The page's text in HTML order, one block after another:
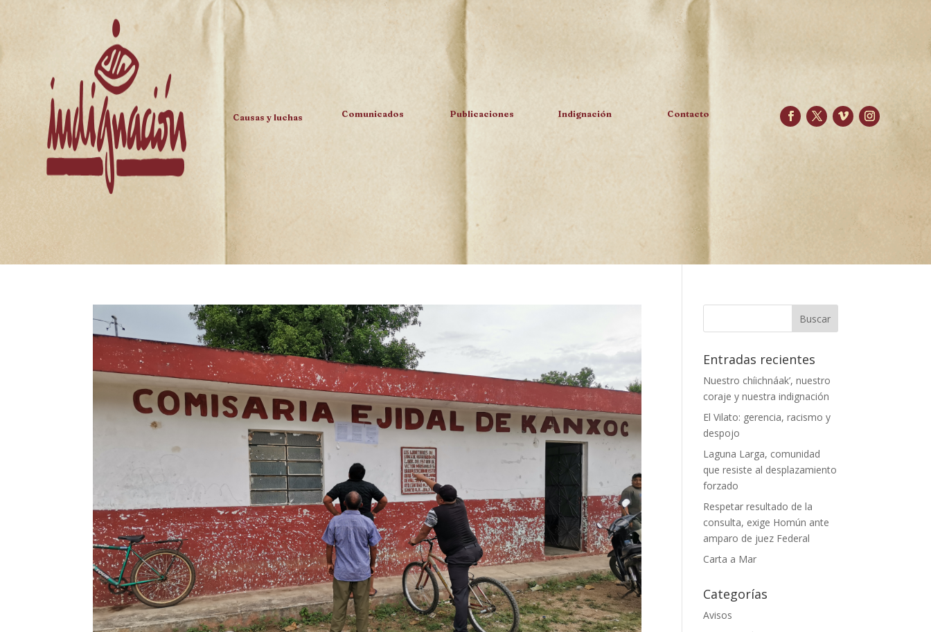
Causas y luchas Comunicados Publicaciones Indignación Contacto
Entradas recientes
Nuestro chíichnáak’, nuestro
coraje y nuestra indignación
El Vilato: gerencia, racismo y
despojo
Laguna Larga, comunidad
que resiste al desplazamiento
forzado
Respetar resultado de la
consulta, exige Homún ante
amparo de juez Federal
Carta a Mar
Categorías
Avisos